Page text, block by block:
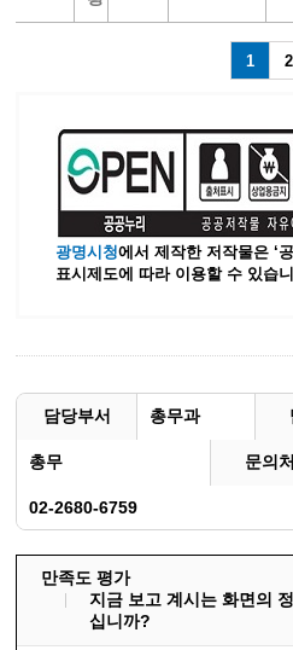
1 2
광명시청에서 제작한 저작물은 ‘
표시제도에 따라 이용할 수 있습
담당부서 총무과
총무 문의처
02-2680-6759
만족도 평가
지금 보고 계시는 화면의
십니까?